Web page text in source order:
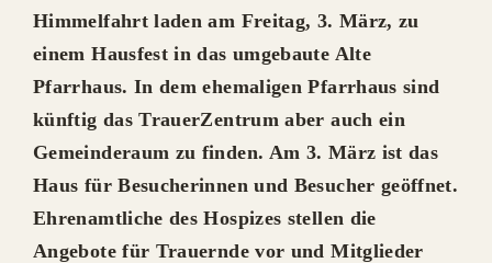
Himmelfahrt laden am Freitag, 3. März, zu
einem Hausfest in das umgebaute Alte
Pfarrhaus. In dem ehemaligen Pfarrhaus sind
künftig das TrauerZentrum aber auch ein
Gemeinderaum zu finden. Am 3. März ist das
Haus für Besucherinnen und Besucher geöffnet.
Ehrenamtliche des Hospizes stellen die
Angebote für Trauernde vor und Mitglieder